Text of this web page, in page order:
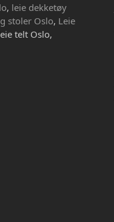
, leie dekketøy
stoler Oslo, Leie
telt Oslo,